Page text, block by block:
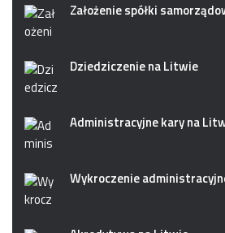
Założenie spółki
Dziedziczenie na Litwie
Administracyjne kary na
Wykroczenie